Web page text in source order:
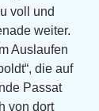
voll und
weiter.
Auslaufen
die auf
Passat
von dort